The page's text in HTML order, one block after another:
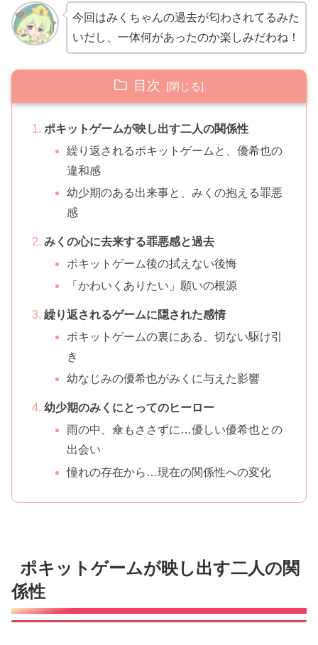
今回はみくちゃんの過去が匂わされてるみた
いだし、一体何があったのか楽しみだわね！
目次
ポキットゲームが映し出す二人の関係性
繰り返されるポキットゲームと、優希也の
違和感
幼少期のある出来事と、みくの抱える罪悪
感
みくの心に去来する罪悪感と過去
ポキットゲーム後の拭えない後悔
「かわいくありたい」願いの根源
繰り返されるゲームに隠された感情
ポキットゲームの裏にある、切ない駆け引
き
幼なじみの優希也がみくに与えた影響
幼少期のみくにとってのヒーロー
雨の中、傘もささずに…優しい優希也との
出会い
憧れの存在から…現在の関係性への変化
ポキットゲームが映し出す二人の関
係性